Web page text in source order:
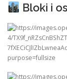
Bloki i